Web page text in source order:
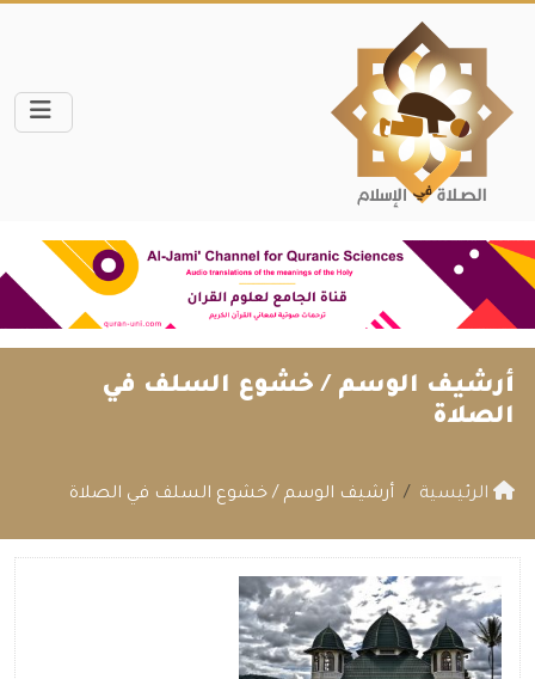
أرشيف الوسم / خشوع السلف في
الصلاة
الرئيسية أرشيف الوسم / خشوع السلف في الصلاة